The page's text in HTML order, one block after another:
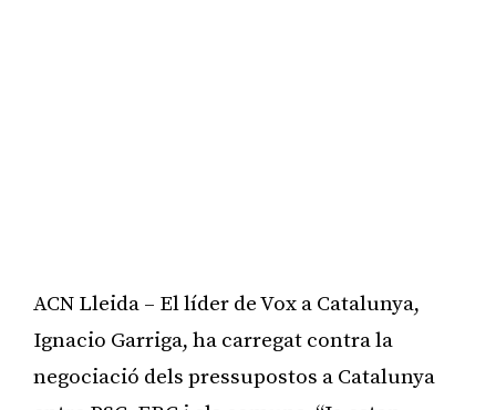
ACN Lleida – El líder de Vox a Catalunya,
Ignacio Garriga, ha carregat contra la
negociació dels pressupostos a Catalunya